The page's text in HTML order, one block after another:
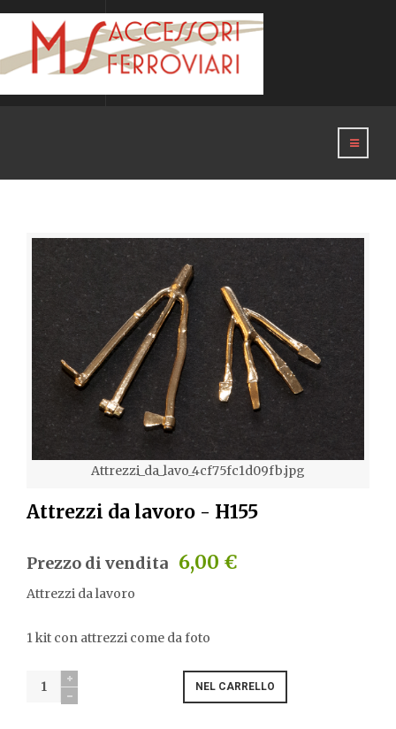
Attrezzi_da_lavo_4cf75fc1d09fb.jpg
Attrezzi da lavoro - H155
Prezzo di vendita 6,00 €
Attrezzi da lavoro
1 kit con attrezzi come da foto